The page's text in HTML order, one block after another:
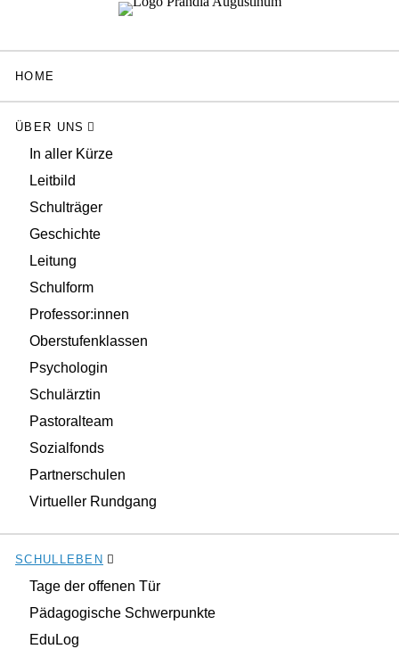
HOME
ÜBER UNS
In aller Kürze
Leitbild
Schulträger
Geschichte
Leitung
Schulform
Professor:innen
Oberstufenklassen
Psychologin
Schulärztin
Pastoralteam
Sozialfonds
Partnerschulen
Virtueller Rundgang
SCHULLEBEN
Tage der offenen Tür
Pädagogische Schwerpunkte
EduLog